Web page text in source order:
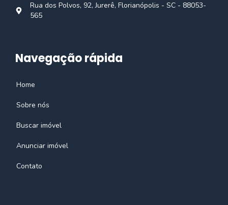
Rua dos Polvos, 92, Jurerê, Florianópolis - SC - 88053-
565
Navegação rápida
Home
Sobre nós
Buscar imóvel
Anunciar imóvel
Contato